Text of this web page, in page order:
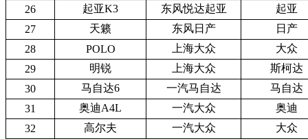
26
起亚K3 东风悦达起亚
起亚
27
天籁 东风日产
日产
28
POLO 上海大众
大众
29
明锐 上海大众
斯柯达
30
马自达6 一汽马自达
马自达
31
奥迪A4L 一汽大众
奥迪
32
高尔夫 一汽大众
大众